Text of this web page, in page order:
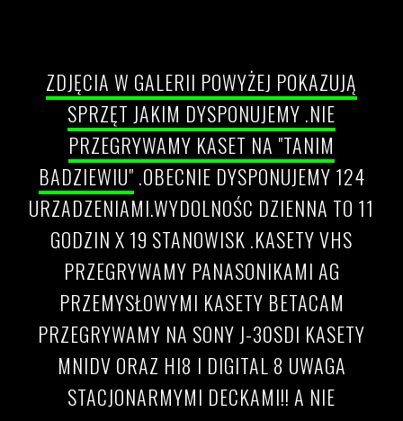
ZDJĘCIA W GALERII POWYŻEJ POKAZUJĄ
SPRZĘT JAKIM DYSPONUJEMY .NIE
PRZEGRYWAMY KASET NA "TANIM
BADZIEWIU" .OBECNIE DYSPONUJEMY 124
URZADZENIAMI.WYDOLNOŚC DZIENNA TO 11
GODZIN X 19 STANOWISK .KASETY VHS
PRZEGRYWAMY PANASONIKAMI AG
PRZEMYSŁOWYMI KASETY BETACAM
PRZEGRYWAMY NA SONY J-30SDI KASETY
MNIDV ORAZ HI8 I DIGITAL 8 UWAGA
STACJONARMYMI DECKAMI!! A NIE